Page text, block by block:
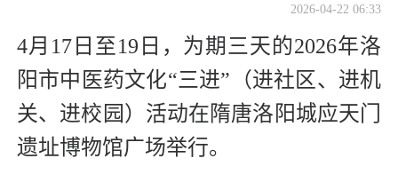
2026-04-22 06:33
4月17日至19日，为期三天的2026年洛
阳市中医药文化“三进”（进社区、进机
关、进校园）活动在隋唐洛阳城应天门
遗址博物馆广场举行。